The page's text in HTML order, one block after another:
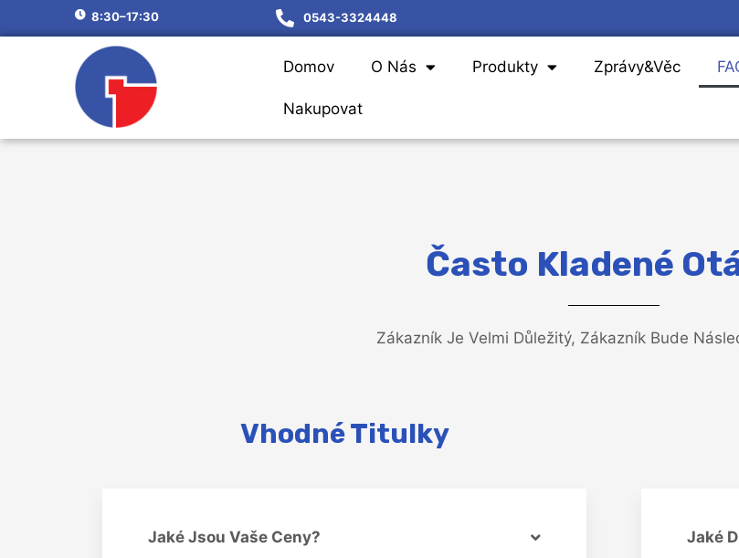
8:30–17:30 0543-3324448
Domov O Nás Produkty Zprávy&Věc
Nakupovat
Často Kladené
Zákazník Je Velmi Důležitý, Zákazník Bude
Vhodné Titulky
Jaké Jsou Vaše Ceny? Jaké